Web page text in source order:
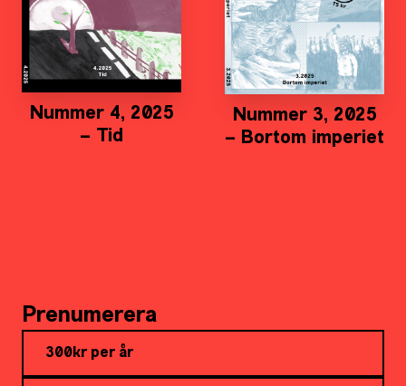
Nummer 4, 2025
– Tid
Nummer 3, 2025
– Bortom imperiet
Prenumerera
300kr per år